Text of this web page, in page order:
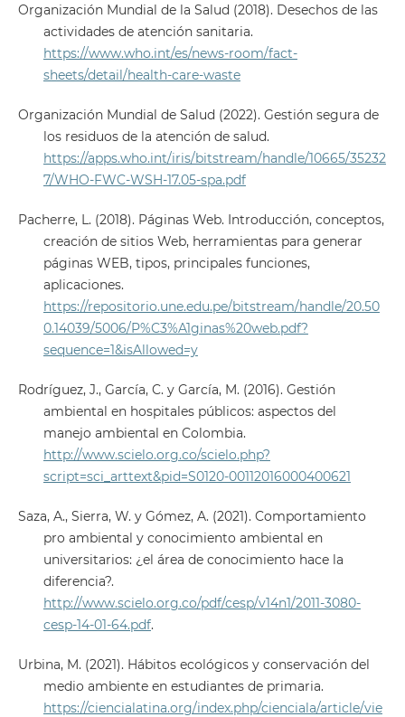
Organización Mundial de la Salud (2018). Desechos de las
actividades de atención sanitaria.
https://www.who.int/es/news-room/fact-
sheets/detail/health-care-waste
Organización Mundial de Salud (2022). Gestión segura de
los residuos de la atención de salud.
https://apps.who.int/iris/bitstream/handle/10665/35232
7/WHO-FWC-WSH-17.05-spa.pdf
Pacherre, L. (2018). Páginas Web. Introducción, conceptos,
creación de sitios Web, herramientas para generar
páginas WEB, tipos, principales funciones,
aplicaciones.
https://repositorio.une.edu.pe/bitstream/handle/20.50
0.14039/5006/P%C3%A1ginas%20web.pdf?
sequence=1&isAllowed=y
Rodríguez, J., García, C. y García, M. (2016). Gestión
ambiental en hospitales públicos: aspectos del
manejo ambiental en Colombia.
http://www.scielo.org.co/scielo.php?
script=sci_arttext&pid=S0120-00112016000400621
Saza, A., Sierra, W. y Gómez, A. (2021). Comportamiento
pro ambiental y conocimiento ambiental en
universitarios: ¿el área de conocimiento hace la
diferencia?.
http://www.scielo.org.co/pdf/cesp/v14n1/2011-3080-
cesp-14-01-64.pdf.
Urbina, M. (2021). Hábitos ecológicos y conservación del
medio ambiente en estudiantes de primaria.
https://ciencialatina.org/index.php/cienciala/article/vie